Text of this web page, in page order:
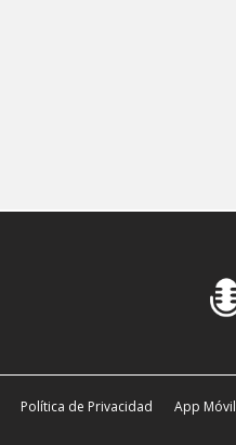
Política de Privacidad App Móvil